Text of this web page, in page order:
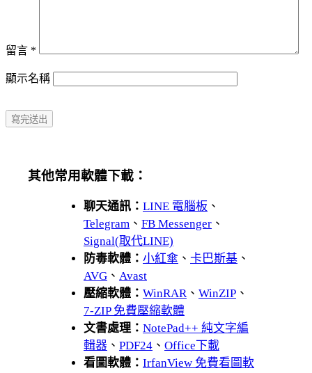
留言 *
顯示名稱
其他常用軟體下載：
聊天通訊： LINE 電腦板 、
Telegram 、 FB Messenger 、
Signal(取代LINE)
防毒軟體： 小紅傘 、 卡巴斯基 、
AVG 、 Avast
壓縮軟體： WinRAR、 WinZIP 、
7-ZIP 免費壓縮軟體
文書處理： NotePad++ 純文字編
輯器 、 PDF24 、 Office下載
看圖軟體： IrfanView 免費看圖軟